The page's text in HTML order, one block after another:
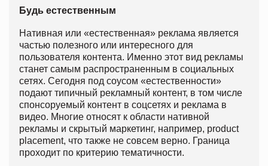
Будь естественным
Нативная или «естественная» реклама является
частью полезного или интересного для
пользователя контента. Именно этот вид рекламы
станет самым распространенным в социальных
сетях. Сегодня под соусом «естественности»
подают типичный рекламный контент, в том числе
спонсоруемый контент в соцсетях и реклама в
видео. Многие относят к области нативной
рекламы и cкрытый маркетинг, например, product
placement, что также не совсем верно. Граница
проходит по критерию тематичности.